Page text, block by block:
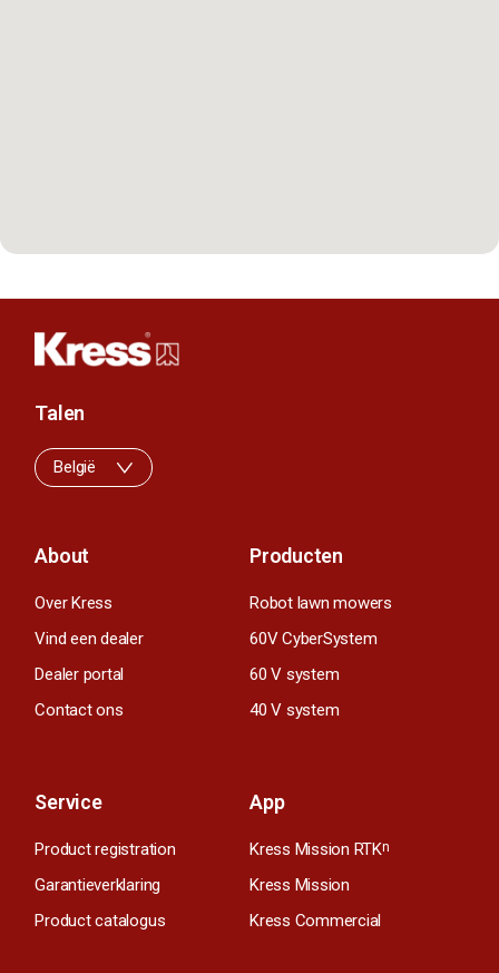
About
Over Kress
Vind een dealer
Dealer portal
Contact ons
Producten
Robot lawn mowers
60V CyberSystem
60 V system
40 V system
Service
Product registration
Garantieverklaring
Product catalogus
App
Kress Mission RTKn
Kress Mission
Kress Commercial
Talen
België